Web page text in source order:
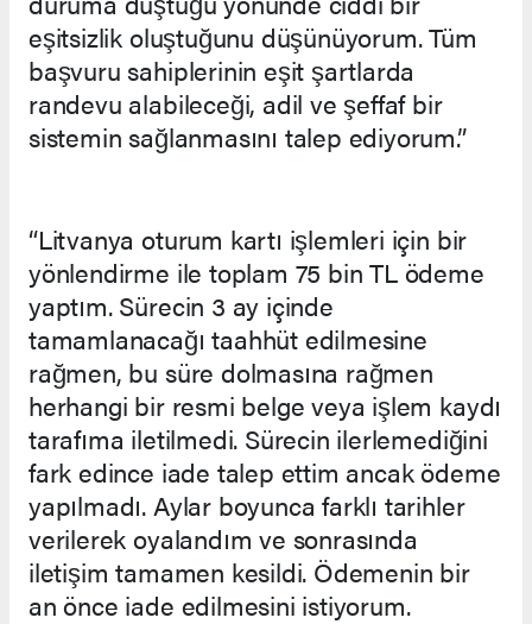
eşitsizlik oluştuğunu düşünüyorum. Tüm
başvuru sahiplerinin eşit şartlarda
randevu alabileceği, adil ve şeffaf bir
sistemin sağlanmasını talep ediyorum.”
“Litvanya oturum kartı işlemleri için bir
yönlendirme ile toplam 75 bin TL ödeme
yaptım. Sürecin 3 ay içinde
tamamlanacağı taahhüt edilmesine
rağmen, bu süre dolmasına rağmen
herhangi bir resmi belge veya işlem kaydı
tarafıma iletilmedi. Sürecin ilerlemediğini
fark edince iade talep ettim ancak ödeme
yapılmadı. Aylar boyunca farklı tarihler
verilerek oyalandım ve sonrasında
iletişim tamamen kesildi. Ödemenin bir
an önce iade edilmesini istiyorum.